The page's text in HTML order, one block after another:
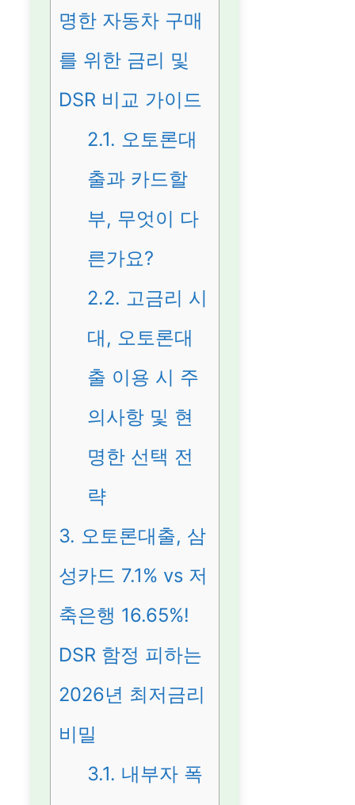
명한 자동차 구매
를 위한 금리 및
DSR 비교 가이드
2.1. 오토론대
출과 카드할
부, 무엇이 다
른가요?
2.2. 고금리 시
대, 오토론대
출 이용 시 주
의사항 및 현
명한 선택 전
략
3. 오토론대출, 삼
성카드 7.1% vs 저
축은행 16.65%!
DSR 함정 피하는
2026년 최저금리
비밀
3.1. 내부자 폭